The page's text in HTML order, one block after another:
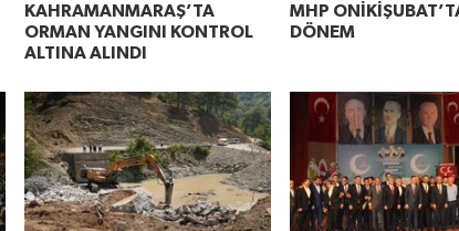
KAHRAMANMARAŞ’TA
ORMAN YANGINI KONTROL
ALTINA ALINDI
MHP
DÖNEM